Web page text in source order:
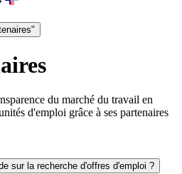
du marché du travail en
d'emploi grâce à ses partenaires
sur la recherche d'offres d'emploi ?